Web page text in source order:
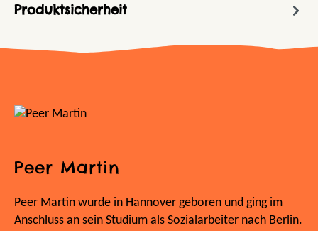
Produktsicherheit
Peer Martin
Peer Martin wurde in Hannover geboren und ging im
Anschluss an sein Studium als Sozialarbeiter nach Berlin.